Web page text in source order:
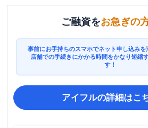
ご融資をお急ぎの
事前にお手持ちのスマホでネット申し込みを
店舗での手続きにかかる時間をかなり短縮
す！
アイフルの詳細はこ